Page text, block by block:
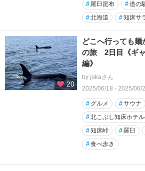
#羅臼昆布 #道の
#北海道 #知床サ
20
どこへ行っても
の旅 2日目《ギ
編》
by jokaさん
2025/06/18 - 2025/06/
# グルメ #サウナ
#北こぶし知床ホテ
#知床峠 #羅臼
#食べ歩き